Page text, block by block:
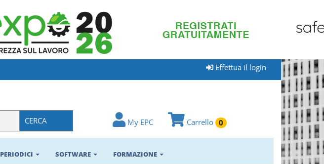
Effettua il login
CERCA My EPC Carrello 0
PERIODICI SOFTWARE FORMAZIONE